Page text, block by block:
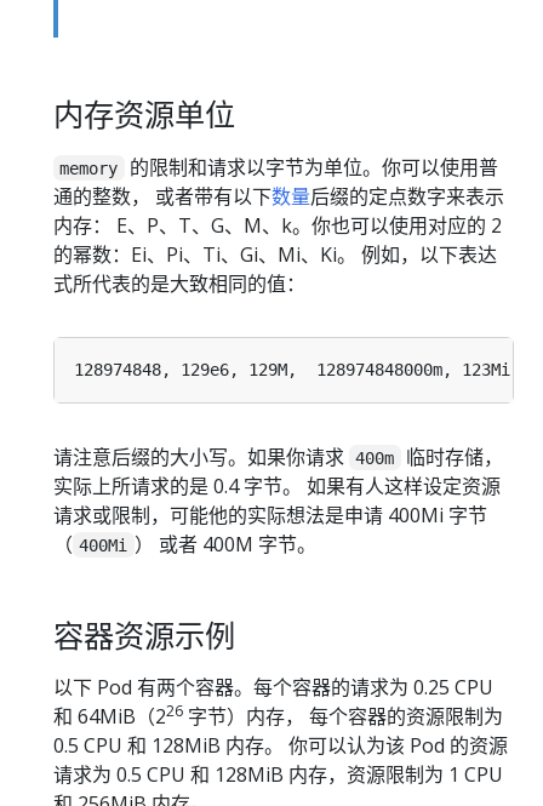
内存资源单位
memory
的限制和请求以字节为单位。你可以使用普
通的整数， 或者带有以下数量后缀的定点数字来表示
内存： E、P、T、G、M、k。你也可以使用对应的 2
的幂数：Ei、Pi、Ti、Gi、Mi、Ki。 例如，以下表达
式所代表的是大致相同的值：
请注意后缀的大小写。如果你请求 400m
临时存储，
实际上所请求的是 0.4 字节。 如果有人这样设定资源
请求或限制，可能他的实际想法是申请 400Mi 字节
（ 400Mi ） 或者 400M 字节。
容器资源示例
以下 Pod 有两个容器。每个容器的请求为 0.25 CPU
和 64MiB（226 字节）内存， 每个容器的资源限制为
0.5 CPU 和 128MiB 内存。 你可以认为该 Pod 的资源
请求为 0.5 CPU 和 128MiB 内存，资源限制为 1 CPU